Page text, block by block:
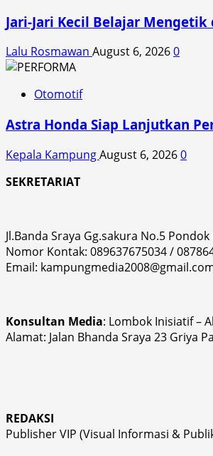
Jari-Jari Kecil Belajar
Lalu Rosmawan August 6, 20260
Otomotif
Astra Honda Siap Lanjutkan
Kepala KampungAugust 6, 20260
SEKRETARIAT
Jl.Banda Sraya Gg.sakura No.5
Nomor Kontak: 089637675034 /
Email:
Konsultan Media: Lombok Inisiatif –
Alamat: Jalan Bhanda Sraya 23 Griya
REDAKSI
Publisher VIP (Visual Informasi &